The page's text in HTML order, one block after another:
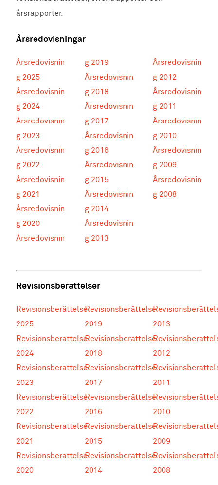
årsrapporter.
Årsredovisningar
Årsredovisnin
g 2025
Årsredovisnin
g 2024
Årsredovisnin
g 2023
Årsredovisnin
g 2022
Årsredovisnin
g 2021
Årsredovisnin
g 2020
Årsredovisnin
g 2019
Årsredovisnin
g 2018
Årsredovisnin
g 2017
Årsredovisnin
g 2016
Årsredovisnin
g 2015
Årsredovisnin
g 2014
Årsredovisnin
g 2013
Årsredovisnin
g 2012
Årsredovisnin
g 2011
Årsredovisnin
g 2010
Årsredovisnin
g 2009
Årsredovisnin
g 2008
Revisionsberättelser
Revisionsberättelse
2025
Revisionsberättelse
2024
Revisionsberättelse
2023
Revisionsberättelse
2022
Revisionsberättelse
2021
Revisionsberättelse
2020
Revisionsberättelse
2019
Revisionsberättelse
2018
Revisionsberättelse
2017
Revisionsberättelse
2016
Revisionsberättelse
2015
Revisionsberättelse
2014
2013
2012
2011
2010
2009
2008